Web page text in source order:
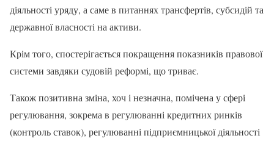
діяльності уряду, а саме в питаннях трансфертів, субсидій та
державної власності на активи.
Крім того, спостерігається покращення показників правової
системи завдяки судовій реформі, що триває.
Також позитивна зміна, хоч і незначна, помічена у сфері
регулювання, зокрема в регулюванні кредитних ринків
(контроль ставок), регулюванні підприємницької діяльності